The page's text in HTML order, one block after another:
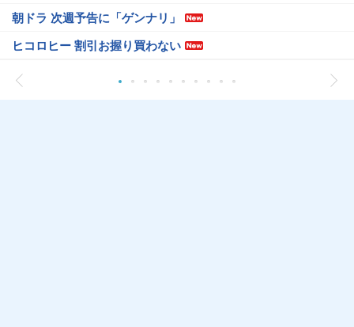
朝ドラ 次週予告に「ゲンナリ」
ヒコロヒー 割引お握り買わない